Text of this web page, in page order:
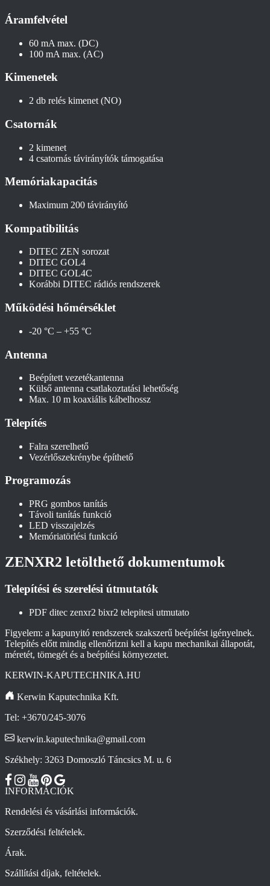
Áramfelvétel
60 mA max. (DC)
100 mA max. (AC)
Kimenetek
2 db relés kimenet (NO)
Csatornák
2 kimenet
4 csatornás távirányítók támogatása
Memóriakapacitás
Maximum 200 távirányító
Kompatibilitás
DITEC ZEN sorozat
DITEC GOL4
DITEC GOL4C
Korábbi DITEC rádiós rendszerek
Működési hőmérséklet
-20 °C – +55 °C
Antenna
Beépített vezetékantenna
Külső antenna csatlakoztatási lehetőség
Max. 10 m koaxiális kábelhossz
Telepítés
Falra szerelhető
Vezérlőszekrénybe építhető
Programozás
PRG gombos tanítás
Távoli tanítás funkció
LED visszajelzés
Memóriatörlési funkció
ZENXR2 letölthető dokumentumok
Telepítési és szerelési útmutatók
PDF ditec zenxr2 bixr2 telepitesi utmutato
Figyelem: a kapunyitó rendszerek szakszerű beépítést igényelnek.
Telepítés előtt mindig ellenőrizni kell a kapu mechanikai állapotát,
méretét, tömegét és a beépítési környezetet.
KERWIN-KAPUTECHNIKA.HU
Kerwin Kaputechnika Kft.
Tel: +3670/245-3076
kerwin.kaputechnika@gmail.com
Székhely: 3263 Domoszló Táncsics M. u. 6
INFORMÁCIÓK
Rendelési és vásárlási információk.
Szerződési feltételek.
Árak.
Szállítási díjak, feltételek.